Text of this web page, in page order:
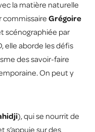
la matière naturelle
commissaire Grégoire
scénographiée par
elle aborde les défis
des savoir-faire
On peut y
), qui se nourrit de
s’appuie sur des